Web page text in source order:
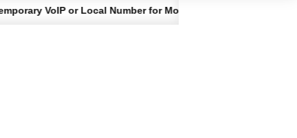
VoIP or Local Number for Monthly Bali Stays